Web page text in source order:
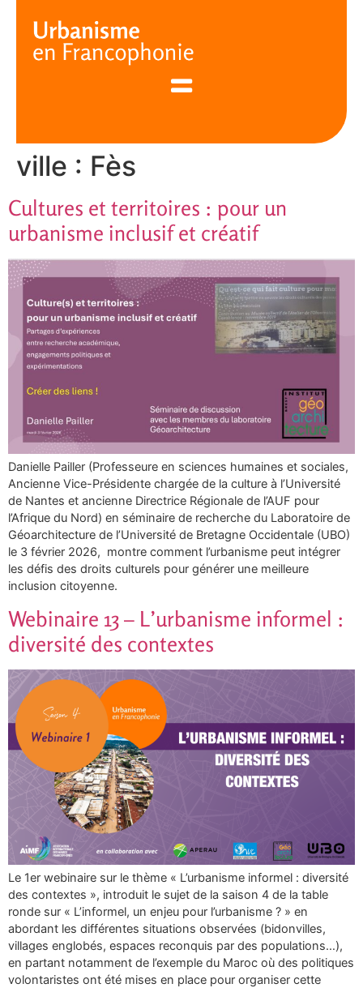
ville : Fès
Cultures et territoires : pour un
urbanisme inclusif et créatif
Danielle Pailler (Professeure en sciences humaines et sociales,
Ancienne Vice-Présidente chargée de la culture à l’Université
de Nantes et ancienne Directrice Régionale de l’AUF pour
l’Afrique du Nord) en séminaire de recherche du Laboratoire de
Géoarchitecture de l’Université de Bretagne Occidentale (UBO)
le 3 février 2026, montre comment l’urbanisme peut intégrer
les défis des droits culturels pour générer une meilleure
inclusion citoyenne.
Webinaire 13 – L’urbanisme informel :
diversité des contextes
Le 1er webinaire sur le thème « L’urbanisme informel : diversité
des contextes », introduit le sujet de la saison 4 de la table
ronde sur « L’informel, un enjeu pour l’urbanisme ? » en
abordant les différentes situations observées (bidonvilles,
villages englobés, espaces reconquis par des populations…),
en partant notamment de l’exemple du Maroc où des politiques
volontaristes ont été mises en place pour organiser cette